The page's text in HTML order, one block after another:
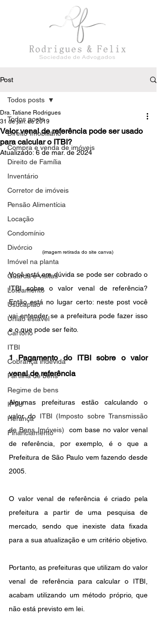
Post
Todos posts
Direito Imobiliário
Compra e venda de imóveis
Direito de Família
Inventário
Corretor de imóveis
Pensão Alimentícia
Locação
Condomínio
Divórcio
Imóvel na planta
Guarda e visitas
Loteamento
Usucapião
União estável
Cartório
ITBI
Cobrança indevida
Partilha de bens
Regime de bens
IPTU
Herança
Financiamento
Todos posts
Valor venal de referência pode ser usado
para calcular o ITBI?
Dra. Tatiane Rodrigues
31 de jan. de 2019
Atualizado:6 de mar. de 2024
(imagem retirada do site canva)
Você está em dúvida se pode ser cobrado o
ITBI sobre o valor venal de referência?
Então está no lugar certo: neste post você
vai entender se a prefeitura pode fazer isso
e o que pode ser feito.
1 Pagamento do ITBI sobre o valor
venal de referência
Algumas prefeituras estão calculando o
valor do ITBI (Imposto sobre Transmissão
de Bens Imóveis)
  com base no valor venal
de referência, por exemplo, é o que a
Prefeitura de São Paulo vem fazendo desde
2005.
O valor venal de referência é criado pela
prefeitura a partir de uma pesquisa de
mercado, sendo que inexiste data fixada
para a sua atualização e um critério objetivo.
Portanto, as prefeituras que utilizam do valor
venal de referência para calcular o ITBI,
acabam utilizando um método próprio, que
não está previsto em lei.